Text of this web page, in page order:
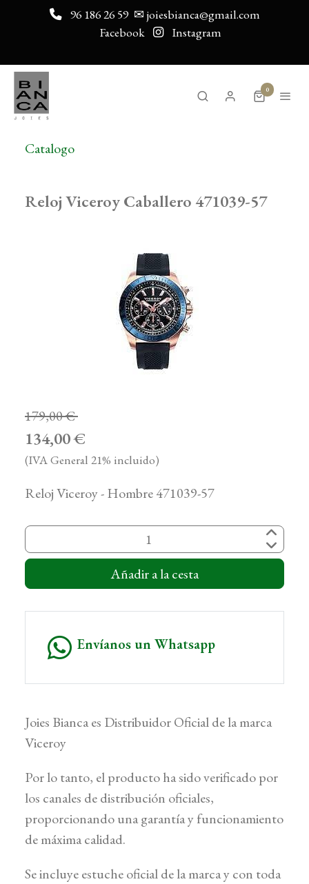
96 186 26 59 ✉ joiesbianca@gmail.com
Facebook
Instagram
0
Catalogo
Reloj Viceroy Caballero 471039-57
179,00 €
134,00 €
(IVA General 21% incluido)
Reloj Viceroy - Hombre 471039-57
Añadir a la cesta
Envíanos un Whatsapp
Joies Bianca es Distribuidor Oficial de la marca
Viceroy
Por lo tanto, el producto ha sido verificado por
los canales de distribución oficiales,
proporcionando una garantía y funcionamiento
de máxima calidad.
Se incluye estuche oficial de la marca y con toda